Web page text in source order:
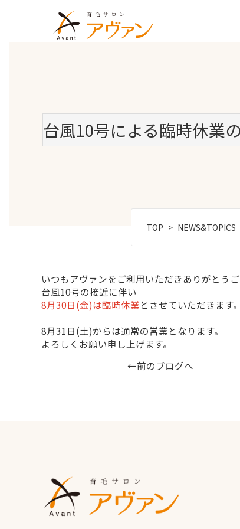
台風10号による臨時休業
TOP NEWS&TOPICS
いつもアヴァンをご利用いただきありがとうご
台風10号の接近に伴い
8月30日(金)は臨時休業とさせていただきます。
8月31日(土)からは通常の営業となります。
よろしくお願い申し上げます。
←前のブログへ